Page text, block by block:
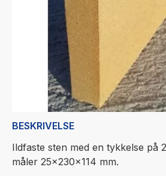
BESKRIVELSE
Ildfaste sten med en tykkelse på
måler 25x230x114 mm.